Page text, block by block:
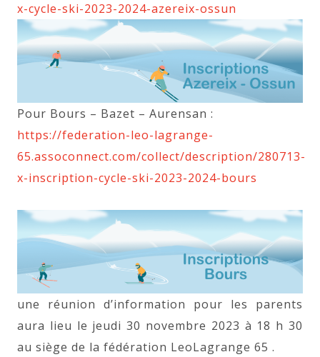
x-cycle-ski-2023-2024-azereix-ossun
Pour Bours – Bazet – Aurensan :
https://federation-leo-lagrange-
65.assoconnect.com/collect/description/280713-
x-inscription-cycle-ski-2023-2024-bours
une réunion d’information pour les parents
aura lieu le jeudi 30 novembre 2023 à 18 h 30
au siège de la fédération LeoLagrange 65 .